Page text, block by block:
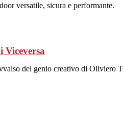
versatile, sicura e performante.
Viceversa
del genio creativo di Oliviero